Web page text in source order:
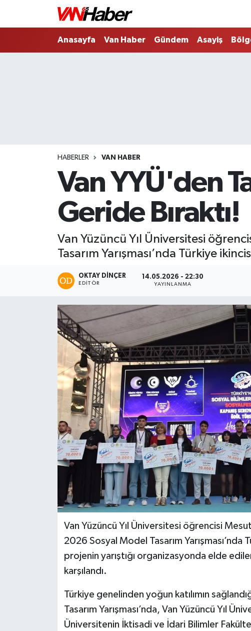
Anasayfa Van Haber Gündem Asayiş
HABERLER VAN HABER
Van YYÜ'den
Geride Bıraktı!
Van Yüzüncü Yıl Üniversitesi
Tasarım Yarışması’nda Türkiye
OKTAY DİNÇER
EDITÖR
14.05.2026 - 22:30
YAYINLANMA
Van Yüzüncü Yıl Üniversitesi öğrencisi
2026 Sosyal Model Tasarım
projenin yarıştığı organizasyonda elde
karşılandı.
Türkiye genelinden yoğun katılımın
Tasarım Yarışması’nda, Van Yüzüncü Yıl
Üniversitenin İktisadi ve İdari Bilimler
Nöbetçi Eczaneler
Haber Arşivi